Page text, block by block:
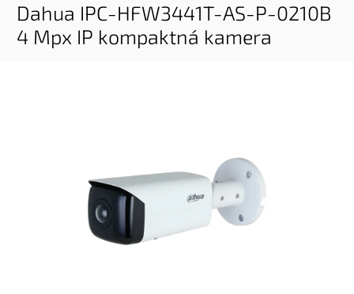
Dahua IPC-HFW3441T-AS-P-0210B
4 Mpx IP kompaktná kamera